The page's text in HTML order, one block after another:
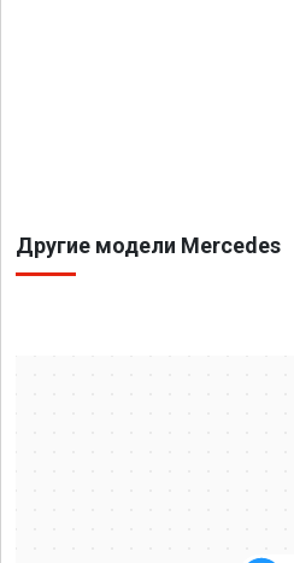
Другие модели Mercedes